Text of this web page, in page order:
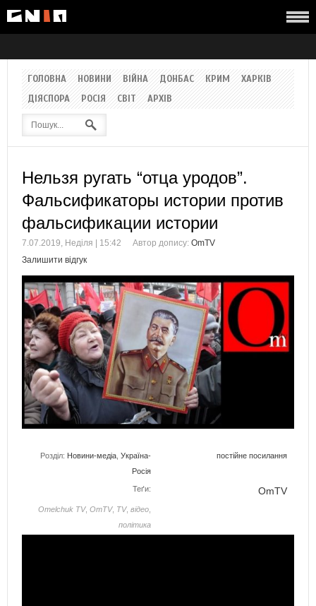
ГОЛОВНА НОВИНИ ВІЙНА ДОНБАС КРИМ
ХАРКІВ
ДІЯСПОРА
РОСІЯ СВІТ АРХІВ
Нельзя ругать “отца уродов”.
Фальсификаторы истории против
фальсификации истории
7.07.2019, Неділя | 15:42 Автор допису: OmTV
Залишити відгук
Розділ: Новини-медіа Україна-
Росія
постійне посилання
Теґи:
Omelchuk TV, OmTV, TV, відео
політика
OmTV